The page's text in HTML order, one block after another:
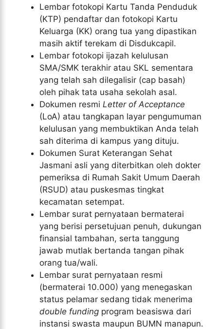
Lembar fotokopi Kartu Tanda Penduduk
(KTP) pendaftar dan fotokopi Kartu
Keluarga (KK) orang tua yang dipastikan
masih aktif terekam di Disdukcapil.
Lembar fotokopi ijazah kelulusan
SMA/SMK terakhir atau SKL sementara
yang telah sah dilegalisir (cap basah)
oleh pihak tata usaha sekolah asal.
Dokumen resmi Letter of Acceptance
(LoA) atau tangkapan layar pengumuman
kelulusan yang membuktikan Anda telah
sah diterima di kampus yang dituju.
Dokumen Surat Keterangan Sehat
Jasmani asli yang diterbitkan oleh dokter
pemeriksa di Rumah Sakit Umum Daerah
(RSUD) atau puskesmas tingkat
kecamatan setempat.
Lembar surat pernyataan bermaterai
yang berisi persetujuan penuh, dukungan
finansial tambahan, serta tanggung
jawab mutlak bertanda tangan pihak
orang tua/wali.
Lembar surat pernyataan resmi
(bermaterai 10.000) yang menegaskan
status pelamar sedang tidak menerima
double funding program beasiswa dari
instansi swasta maupun BUMN manapun.